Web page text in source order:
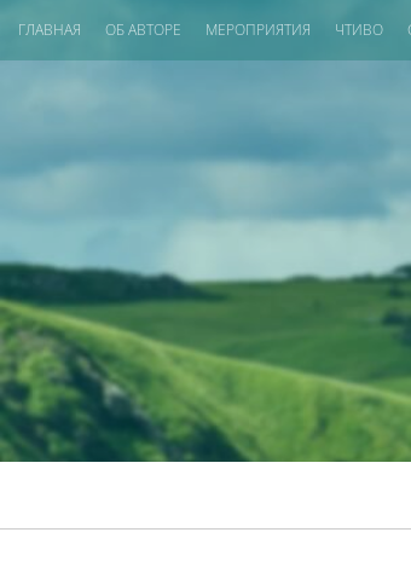
ГЛАВНАЯ ОБ АВТОРЕ МЕРОПРИЯТИЯ ЧТИВО